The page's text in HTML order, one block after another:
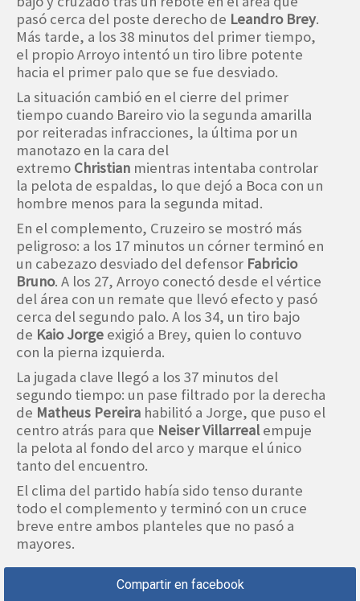
pasó cerca del poste derecho de Leandro Brey.
Más tarde, a los 38 minutos del primer tiempo,
el propio Arroyo intentó un tiro libre potente
hacia el primer palo que se fue desviado.
La situación cambió en el cierre del primer
tiempo cuando Bareiro vio la segunda amarilla
por reiteradas infracciones, la última por un
manotazo en la cara del
extremo Christian mientras intentaba controlar
la pelota de espaldas, lo que dejó a Boca con un
hombre menos para la segunda mitad.
En el complemento, Cruzeiro se mostró más
peligroso: a los 17 minutos un córner terminó en
un cabezazo desviado del defensor Fabricio
Bruno. A los 27, Arroyo conectó desde el vértice
del área con un remate que llevó efecto y pasó
cerca del segundo palo. A los 34, un tiro bajo
de Kaio Jorge exigió a Brey, quien lo contuvo
con la pierna izquierda.
La jugada clave llegó a los 37 minutos del
segundo tiempo: un pase filtrado por la derecha
de Matheus Pereira habilitó a Jorge, que puso el
centro atrás para que Neiser Villarrealempuje
la pelota al fondo del arco y marque el único
tanto del encuentro.
El clima del partido había sido tenso durante
todo el complemento y terminó con un cruce
breve entre ambos planteles que no pasó a
mayores.
Compartir en facebook